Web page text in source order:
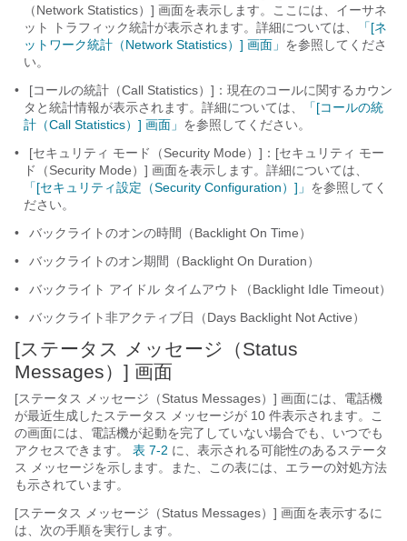
（Network Statistics）] 画面を表示します。ここには、イーサネ
ット トラフィック統計が表示されます。詳細については、
「[ネ
ットワーク統計（Network Statistics）] 画面」 を参照してくださ
い。
•
[コールの統計（Call Statistics）]：現在のコールに関するカウン
タと統計情報が表示されます。詳細については、
「[コールの統
計（Call Statistics）] 画面」 を参照してください。
•
[セキュリティ モード（Security Mode）]：[セキュリティ モー
ド（Security Mode）] 画面を表示します。詳細については、
「[セキュリティ設定（Security Configuration）]」 を参照してく
ださい。
•
バックライトのオンの時間（Backlight On Time）
•
バックライトのオン期間（Backlight On Duration）
•
バックライト アイドル タイムアウト（Backlight Idle Timeout）
•
バックライト非アクティブ日（Days Backlight Not Active）
[ステータス メッセージ（Status
Messages）] 画面
[ステータス メッセージ（Status Messages）] 画面には、電話機
が最近生成したステータス メッセージが 10 件表示されます。こ
の画面には、電話機が起動を完了していない場合でも、いつでも
アクセスできます。
表 7-2 に、表示される可能性のあるステータ
ス メッセージを示します。また、この表には、エラーの対処方法
も示されています。
[ステータス メッセージ（Status Messages）] 画面を表示するに
は、次の手順を実行します。